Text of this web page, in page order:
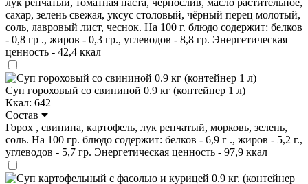
сахар, зелень свежая, уксус столовый, чёрный перец молотый,
соль, лавровый лист, чеснок. На 100 г. блюдо содержит: белков
- 0,8 гр ., жиров - 0,3 гр., углеводов - 8,8 гр. Энергетическая
ценность - 42,4 ккал
Суп гороховый со свининой 0.9 кг (контейнер 1 л)
Ккал: 642
Состав
Горох , свинина, картофель, лук репчатый, морковь, зелень,
соль. На 100 гр. блюдо содержит: белков - 6,9 г ., жиров - 5,2 г.,
углеводов - 5,7 гр. Энергетическая ценность - 97,9 ккал